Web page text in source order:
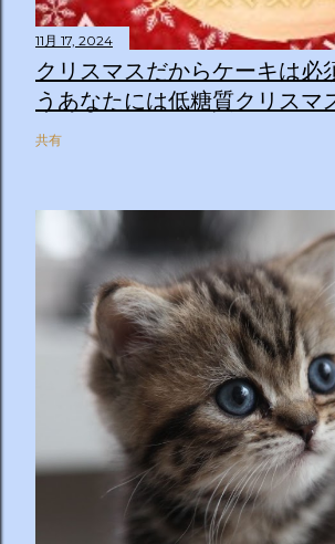
11月 17, 2024
クリスマスだからケーキは必
うあなたには低糖質クリスマ
共有